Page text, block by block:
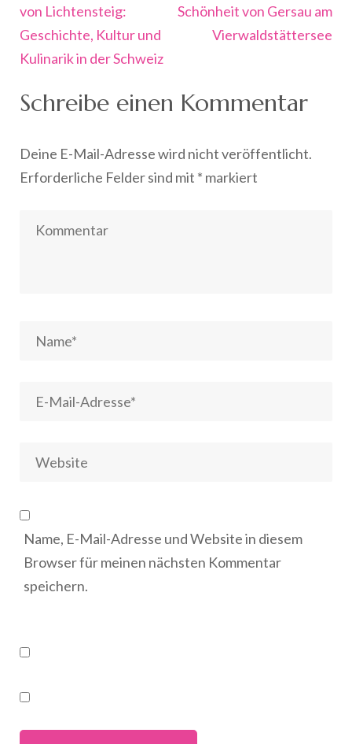
von Lichtensteig:
Geschichte, Kultur und
Kulinarik in der Schweiz
Schönheit von Gersau am
Vierwaldstättersee
Schreibe einen Kommentar
Deine E-Mail-Adresse wird nicht veröffentlicht.
Erforderliche Felder sind mit * markiert
Name, E-Mail-Adresse und Website in diesem
Browser für meinen nächsten Kommentar
speichern.